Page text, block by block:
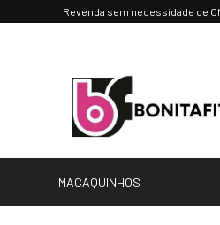
Parcele até 3x sem juros
MACAQUINHOS